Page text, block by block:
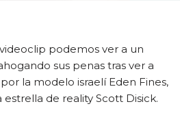
podemos ver a un
sus penas tras ver a
la modelo israelí Eden Fines,
de reality Scott Disick.